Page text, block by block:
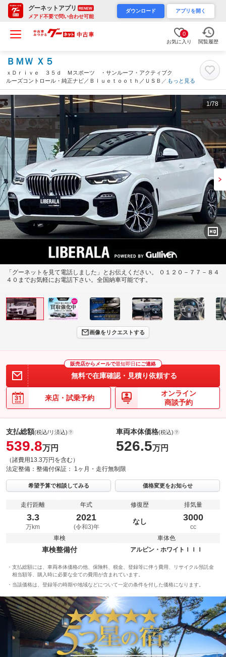
グーネットアプリ RENEW
メアド不要で問い合わせ可能
ダウンロード アプリを開く
0
お気に入り 閲覧履歴
ＢＭＷ Ｘ５
ｘＤｒｉｖｅ ３５ｄ Ｍスポーツ ・サンルーフ・アクティブク
ルーズコントロール・純正ナビ／Ｂｌｕｅｔｏｏｔｈ／ＵＳＢ／ｃ
ａｒｐｌａｙ・全方位カメラ・茶革シート／シートヒーター・ドラ
レコ・フルセグ・ＥＴＣ・純正２０ＡＷ（福岡県）
もっと見る
1/78
「グーネットを見て電話しました」とお伝えください。 ０１２０－７７－８４
４０までお気軽にお電話下さい。全国納車可能です。
画像をリクエストする
販売店からメールで最短即日 にご連絡
無料で在庫確認・見積り依頼する
来店・試乗予約
オンライン
商談予約
支払総額(税込/リ済込)
539.8万円
（諸費用13.3万円を含む）
車両本体価格(税込)
526.5万円
法定整備： 整備付保証： 1ヶ月・走行無制限
希望予算で相談してみる 価格変更をお知らせ
走行距離
3.3
万km
年式
2021
(令和3)年
修復歴
なし
排気量
3000
cc
車検
車検整備付
車体色
アルピン・ホワイトＩＩＩ
支払総額には、車両本体価格の他、保険料、税金、登録等に伴う費用、リサイクル預託金
相当額等、購入時に必要な全ての費用が含まれています。
当該価格は、登録等の時期や地域などについて一定の条件を付した価格になります。